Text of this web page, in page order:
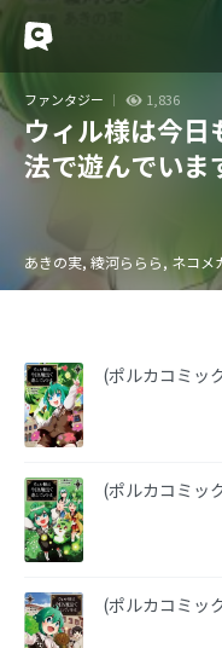
ファンタジー 1,836
ウィル様は今日
法で遊んでいま
あきの実, 綾河ららら, ネコメ
(ポルカコミッ
(ポルカコミッ
(ポルカコミッ